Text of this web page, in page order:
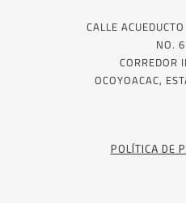
CALLE
NO.
CORREDOR
OCOYOACAC,
POLÍTICA DE